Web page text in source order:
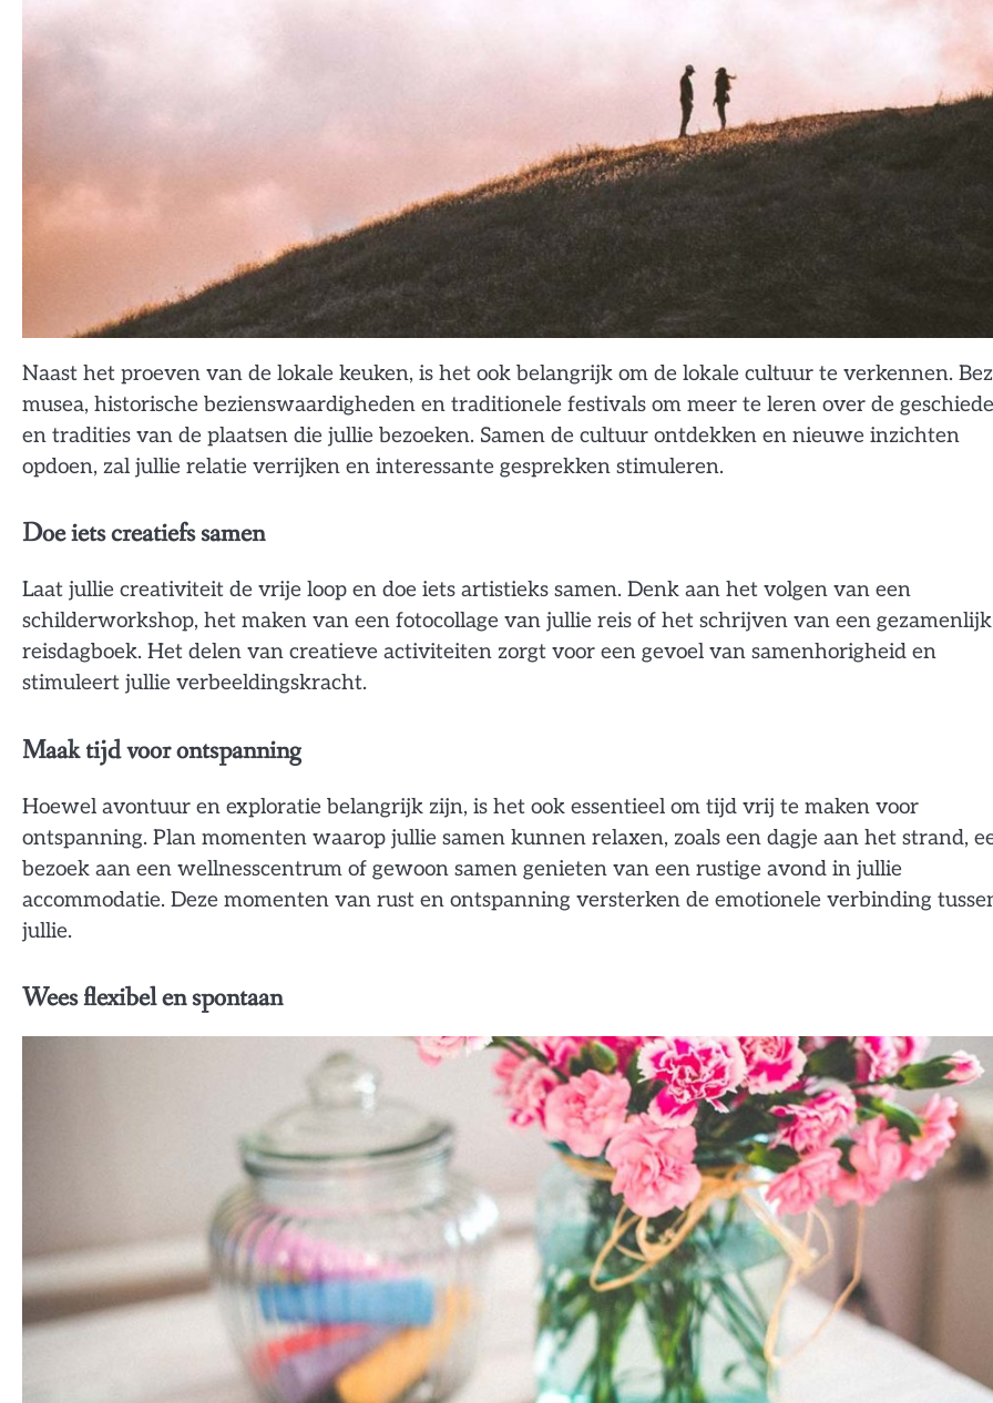
Naast het proeven van de lokale keuken, is het ook belangrijk om de lokale cultuur te verkennen.
musea, historische bezienswaardigheden en traditionele festivals om meer te leren over de
en tradities van de plaatsen die jullie bezoeken. Samen de cultuur ontdekken en nieuwe inzichten
opdoen, zal jullie relatie verrijken en interessante gesprekken stimuleren.
Doe iets creatiefs samen
Laat jullie creativiteit de vrije loop en doe iets artistieks samen. Denk aan het volgen van een
schilderworkshop, het maken van een fotocollage van jullie reis of het schrijven van een gezamenlijk
reisdagboek. Het delen van creatieve activiteiten zorgt voor een gevoel van samenhorigheid en
stimuleert jullie verbeeldingskracht.
Maak tijd voor ontspanning
Hoewel avontuur en exploratie belangrijk zijn, is het ook essentieel om tijd vrij te maken voor
ontspanning. Plan momenten waarop jullie samen kunnen relaxen, zoals een dagje aan het strand,
bezoek aan een wellnesscentrum of gewoon samen genieten van een rustige avond in jullie
accommodatie. Deze momenten van rust en ontspanning versterken de emotionele verbinding
jullie.
Wees flexibel en spontaan